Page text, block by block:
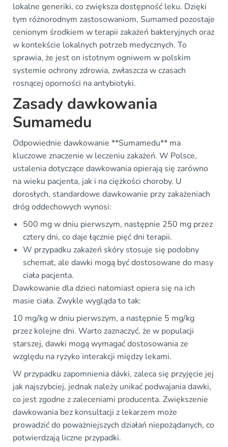
lokalne generiki, co zwiększa dostępność leku. Dzięki
tym różnorodnym zastosowaniom, Sumamed pozostaje
cenionym środkiem w terapii zakażeń bakteryjnych oraz
w kontekście lokalnych potrzeb medycznych. To
sprawia, że jest on istotnym ogniwem w polskim
systemie ochrony zdrowia, zwłaszcza w czasach
rosnącej oporności na antybiotyki.
Zasady dawkowania
Sumamedu
Odpowiednie dawkowanie **Sumamedu** ma
kluczowe znaczenie w leczeniu zakażeń. W Polsce,
ustalenia dotyczące dawkowania opierają się zarówno
na wieku pacjenta, jak i na ciężkości choroby. U
dorosłych, standardowe dawkowanie przy zakażeniach
dróg oddechowych wynosi:
500 mg w dniu pierwszym, następnie 250 mg przez
cztery dni, co daje łącznie pięć dni terapii.
W przypadku zakażeń skóry stosuje się podobny
schemat, ale dawki mogą być dostosowane do masy
ciała pacjenta.
Dawkowanie dla dzieci natomiast opiera się na ich
masie ciała. Zwykle wygląda to tak:
10 mg/kg w dniu pierwszym, a następnie 5 mg/kg
przez kolejne dni. Warto zaznaczyć, że w populacji
starszej, dawki mogą wymagać dostosowania ze
względu na ryzyko interakcji między lekami.
W przypadku zapomnienia dávki, zaleca się przyjęcie jej
jak najszybciej, jednak należy unikać podwajania dawki,
co jest zgodne z zaleceniami producenta. Zwiększenie
dawkowania bez konsultacji z lekarzem może
prowadzić do poważniejszych działań niepożądanych, co
potwierdzają liczne przypadki.